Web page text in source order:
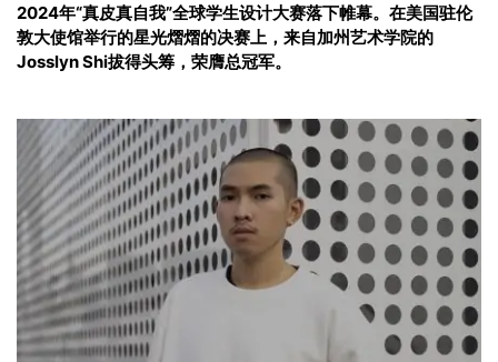
2024年“真皮真自我”全球学生设计大赛落下帷幕。在美国驻伦
敦大使馆举行的星光熠熠的决赛上，来自加州艺术学院的
Josslyn Shi拔得头筹，荣膺总冠军。